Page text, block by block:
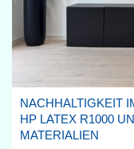
NACHHALTIGKEIT
HP LATEX R1000
MATERIALIEN